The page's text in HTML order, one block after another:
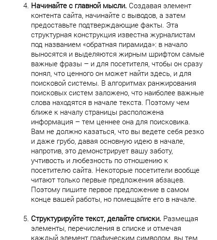
Начинайте с главной мысли. Создавая элемент
контента сайта, начинайте с выводов, а затем
предоставьте подтверждающие факты. Эта
структурная конструкция известна журналистам
под названием «обратная пирамида»: в начало
выносятся и выделяются жирным шрифтом самые
важные фразы – и для посетителя, чтобы он сразу
понял, что ценного он может найти здесь, и для
поисковой системы. В алгоритмах ранжирования
поисковых систем заложено, что наиболее важные
слова находятся в начале текста. Поэтому чем
ближе к началу страницы расположена
информация – тем ценнее она для поисковика.
Вам не должно казаться, что вы ведете себя резко
и даже грубо, давая основную идею в начале,
напротив, это демонстрирует вашу заботу,
учтивость и любезность по отношению к
посетителю сайта. Некоторые посетители вообще
читают только первые предложения абзацев.
Поэтому пишите первое предложение в самом
конце вашей работы, но помещайте его в начале.
Структурируйте текст, делайте списки. Размещая
элементы, перечисления в списке и отмечая
каждый элемент графическим символом, вы тем